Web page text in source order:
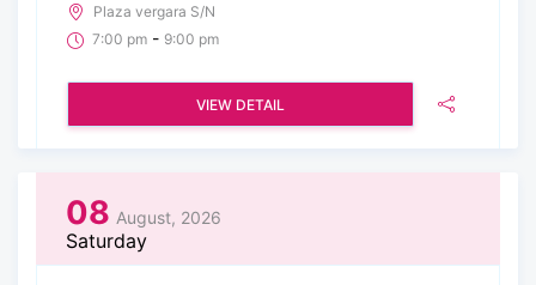
Plaza vergara S/N
7:00 pm - 9:00 pm
VIEW DETAIL
08 August, 2026
Saturday